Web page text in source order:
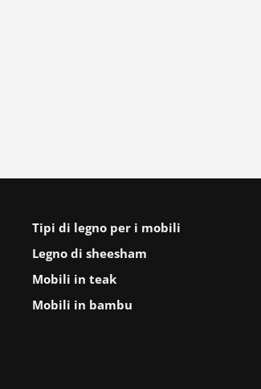
Tipi di legno per i mobili
Legno di sheesham
Mobili in teak
Mobili in bambu